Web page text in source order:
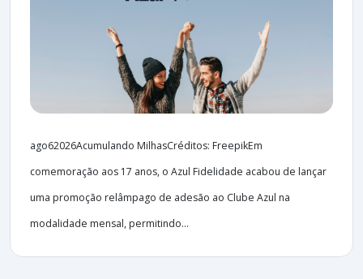
ago62026Acumulando MilhasCréditos: FreepikEm
comemoração aos 17 anos, o Azul Fidelidade acabou de lançar
uma promoção relâmpago de adesão ao Clube Azul na
modalidade mensal, permitindo...